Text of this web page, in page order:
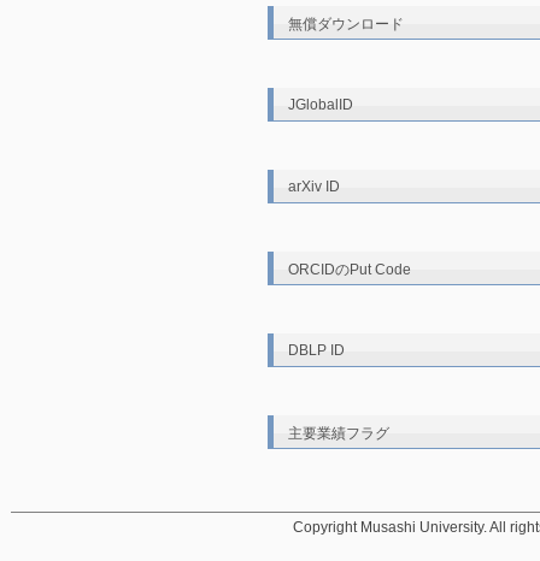
無償ダウンロード
JGlobalID
arXiv ID
ORCIDのPut Code
DBLP ID
主要業績フラグ